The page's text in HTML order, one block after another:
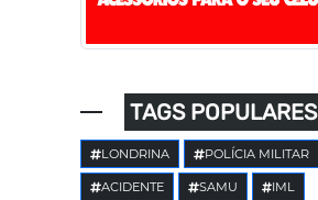
TAGS POPULARES
LONDRINA POLÍCIA MILITAR
ACIDENTE SAMU IML